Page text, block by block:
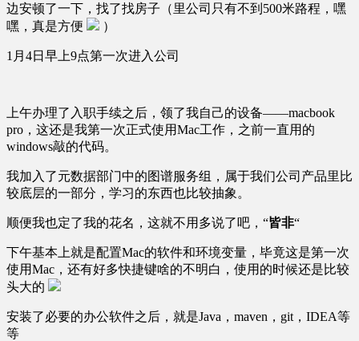
边安顿了一下，找了找房子（里公司只有不到500米路程，嘿
嘿，真是方便
）
1月4日早上9点第一次进入公司
上午办理了入职手续之后，领了我自己的设备——macbook
pro，这还是我第一次正式使用Mac工作，之前一直用的
windows敲的代码。
我加入了元数据部门中的图谱服务组，属于我们公司产品里比
较底层的一部分，学习的东西也比较抽象。
顺便我也定了我的花名，这就不用多说了吧，“皆非“
下午基本上就是配置Mac的软件和环境变量，毕竟这是第一次
使用Mac，还有好多快捷键啥的不明白，使用的时候还是比较
头大的
安装了必要的办公软件之后，就是Java，maven，git，IDEA等
等